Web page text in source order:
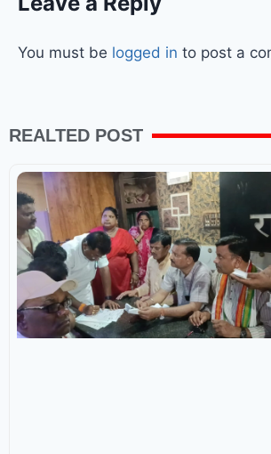
You must be logged in to post a
REALTED POST